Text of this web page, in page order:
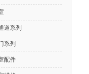
道系列
系列
配件